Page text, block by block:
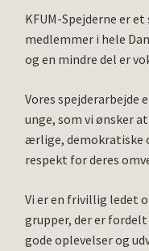
KFUM-Spejderne er
medlemmer i hele
og en mindre del er
Vores
unge, som vi ønsker
ærlige, demokratiske
respekt for deres
Vi er en frivillig ledet
grupper, der er
gode oplevelser og